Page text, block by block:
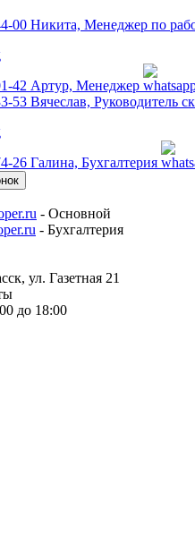
00 Никита, Менеджер по
42 Артур, Менеджер
53 Вячеслав, Руководитель
26 Галина, Бухгалтерия
- Основной
- Бухгалтерия
ул. Газетная 21
до 18:00